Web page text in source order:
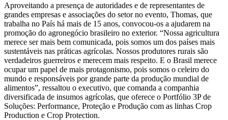
Aproveitando a presença de autoridades e de representantes de
grandes empresas e associações do setor no evento, Thomas, que
trabalha no País há mais de 15 anos, convocou-os a ajudarem na
promoção do agronegócio brasileiro no exterior. “Nossa agricultura
merece ser mais bem comunicada, pois somos um dos países mais
sustentáveis nas práticas agrícolas. Nossos produtores rurais são
verdadeiros guerreiros e merecem mais respeito. E o Brasil merece
ocupar um papel de mais protagonismo, pois somos o celeiro do
mundo e responsáveis por grande parte da produção mundial de
alimentos”, ressaltou o executivo, que comanda a companhia
diversificada de insumos agrícolas, que oferece o Portfólio 3P de
Soluções: Performance, Proteção e Produção com as linhas Crop
Production e Crop Protection.